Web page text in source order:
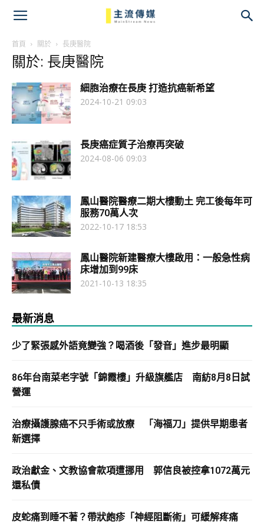
首頁 關於 長庚醫院
關於: 長庚醫院
細胞治療在長庚 打造抗癌新希望
2024-10-21 09:03
長庚癌症質子治療再突破
2024-08-06 09:03
鳳山醫院醫療二期大樓動土 完工後每年可
服務70萬人次
2022-10-17 18:53
鳳山醫院新建醫療大樓啟用：一般急性病
床增加到99床
2021-10-13 18:35
最新消息
少了緊張感外語竟變強？喝酒後「發音」進步最明顯
86年台南菜老字號「錦霞樓」升級旗艦店 南紡8月8日試
營運
治療攝護腺癌不只手術或放療 「海福刀」提供早期患者
新選擇
政治獻金、文教協會款項遭挪用 郭信良被控拿1072萬元
還私債
皮蛇痛到睡不著？帶狀皰疹「神經阻斷術」可緩解疼痛